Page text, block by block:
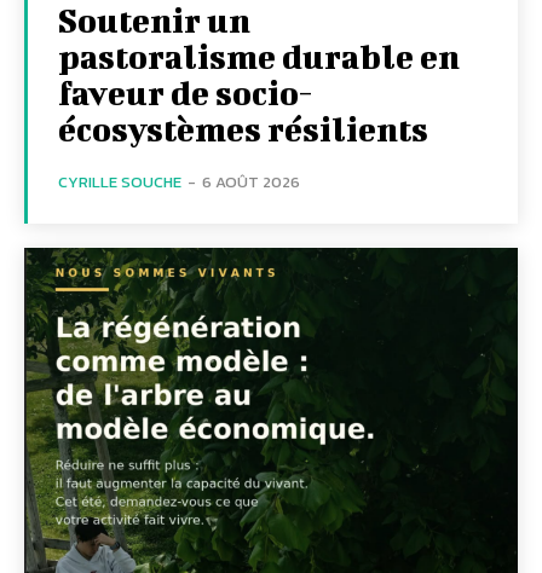
Soutenir un
pastoralisme durable en
faveur de socio-
écosystèmes résilients
CYRILLE SOUCHE - 6 AOÛT 2026